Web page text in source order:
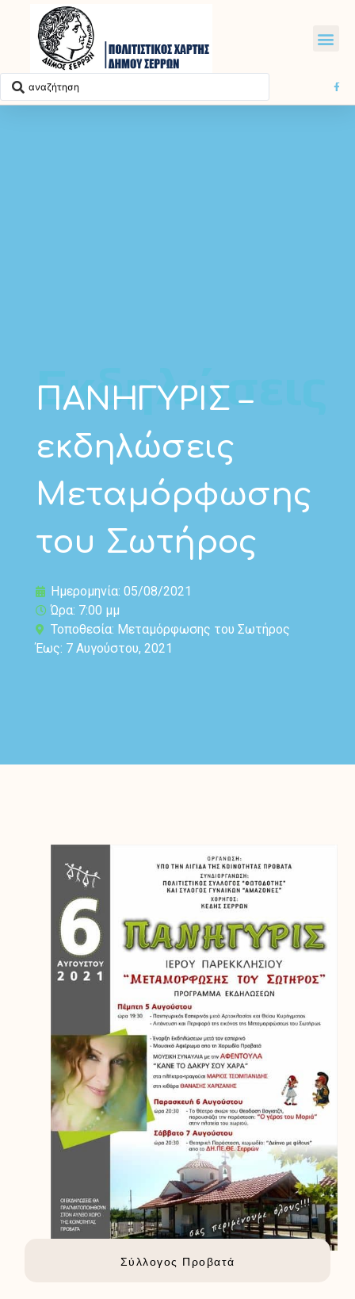
Εκδηλώσεις
ΠΑΝΗΓΥΡΙΣ –
εκδηλώσεις
Μεταμόρφωσης
του Σωτήρος
Ημερομηνία: 05/08/2021
Ώρα: 7:00 μμ
Τοποθεσία: Μεταμόρφωσης του Σωτήρος
Έως: 7 Αυγούστου, 2021
Σύλλογος Προβατά